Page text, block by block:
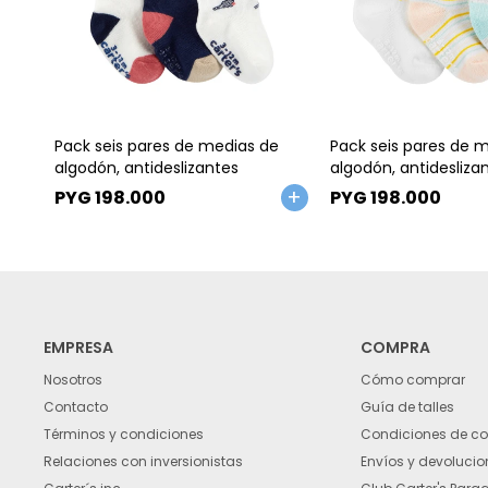
Pack seis pares de medias de
algodón, antideslizantes
PYG198.000
Pack seis pares de
algodón,
PYG198.000
EMPRESA
Nosotros
Contacto
Términos y condiciones
Relaciones con inversionistas
COMPRA
Cómo comprar
Guía de talles
Condiciones de
Envíos y